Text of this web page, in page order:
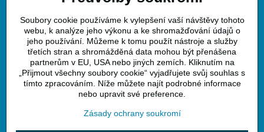
Váš telefon*
Soubory cookie používáme k vylepšení vaší návštěvy tohoto
webu, k analýze jeho výkonu a ke shromažďování údajů o
jeho používání. Můžeme k tomu použít nástroje a služby
třetích stran a shromážděná data mohou být přenášena
partnerům v EU, USA nebo jiných zemích. Kliknutím na
„Přijmout všechny soubory cookie“ vyjadřujete svůj souhlas s
tímto zpracováním. Níže můžete najít podrobné informace
nebo upravit své preference.
Zásady ochrany soukromí